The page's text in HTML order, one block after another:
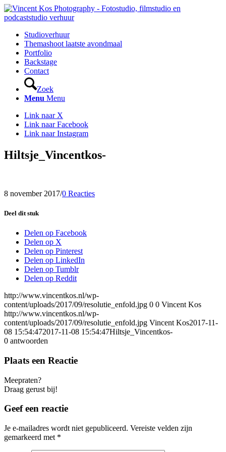
Studioverhuur
Themashoot laatste avondmaal
Portfolio
Backstage
Contact
Zoek
Menu Menu
Link naar X
Link naar Facebook
Link naar Instagram
Hiltsje_Vincentkos-
8 november 2017/0 Reacties
Deel dit stuk
Delen op Facebook
Delen op X
Delen op Pinterest
Delen op LinkedIn
Delen op Tumblr
Delen op Reddit
http://www.vincentkos.nl/wp-
content/uploads/2017/09/resolutie_enfold.jpg 0 0 Vincent Kos
http://www.vincentkos.nl/wp-
content/uploads/2017/09/resolutie_enfold.jpg Vincent Kos2017-11-
08 15:54:472017-11-08 15:54:47Hiltsje_Vincentkos-
0 antwoorden
Plaats een Reactie
Meepraten?
Draag gerust bij!
Geef een reactie
Je e-mailadres wordt niet gepubliceerd. Vereiste velden zijn
gemarkeerd met *